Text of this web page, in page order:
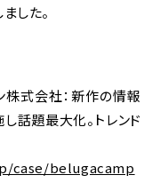
した。
株式会社：新作の情報
話題最大化。トレンド
case/belugacamp